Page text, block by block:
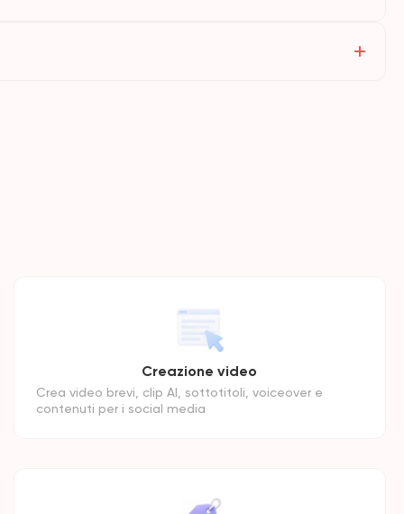
Creazione video
Crea video brevi, clip AI, sottotitoli, voiceover e
contenuti per i social media